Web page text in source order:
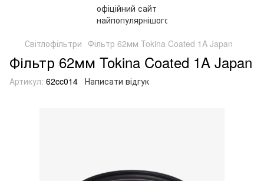
Світлофільтри Фільтр 62мм Tokina Coated 1A Japan
Фільтр 62мм Tokina Coated 1A Japan
Артикул: 62cc014 Написати відгук